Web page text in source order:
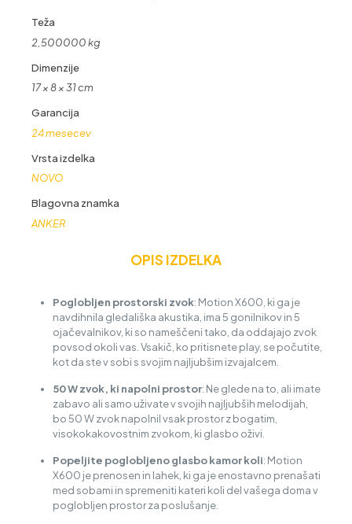
Teža
2,500000 kg
Dimenzije
17 × 8 × 31 cm
Garancija
24 mesecev
Vrsta izdelka
NOVO
Blagovna znamka
ANKER
OPIS IZDELKA
Poglobljen prostorski zvok: Motion X600, ki ga je
navdihnila gledališka akustika, ima 5 gonilnikov in 5
ojačevalnikov, ki so nameščeni tako, da oddajajo zvok
povsod okoli vas. Vsakič, ko pritisnete play, se počutite,
kot da ste v sobi s svojim najljubšim izvajalcem.
50 W zvok, ki napolni prostor: Ne glede na to, ali imate
zabavo ali samo uživate v svojih najljubših melodijah,
bo 50 W zvok napolnil vsak prostor z bogatim,
visokokakovostnim zvokom, ki glasbo oživi.
Popeljite poglobljeno glasbo kamor koli: Motion
X600 je prenosen in lahek, ki ga je enostavno prenašati
med sobami in spremeniti kateri koli del vašega doma v
poglobljen prostor za poslušanje.